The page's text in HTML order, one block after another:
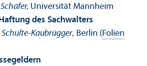
Universität Mannheim
des Sachwalters
Kaubrügger, Berlin (Folien